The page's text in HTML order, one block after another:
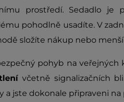
prostředí. Sedadlo je
pohodlně usadíte. V
složíte nákup nebo menší
pohyb na
včetně signalizačních
a jste dokonale připraveni